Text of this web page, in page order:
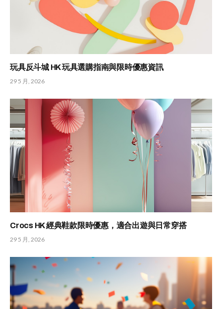
玩具反斗城 HK 玩具選購指南與限時優惠資訊
29 5 月, 2026
Crocs HK 經典鞋款限時優惠，適合出遊與日常穿搭
29 5 月, 2026